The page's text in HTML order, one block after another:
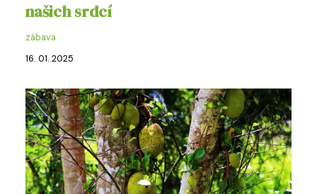
našich srdcí
zábava
16. 01. 2025